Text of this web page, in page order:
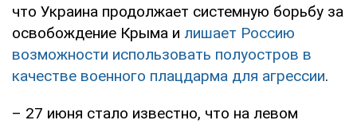
что Украина продолжает системную борьбу за
освобождение Крыма и лишает Россию
возможности использовать полуостров в
качестве военного плацдарма для агрессии.
– 27 июня стало известно, что на левом